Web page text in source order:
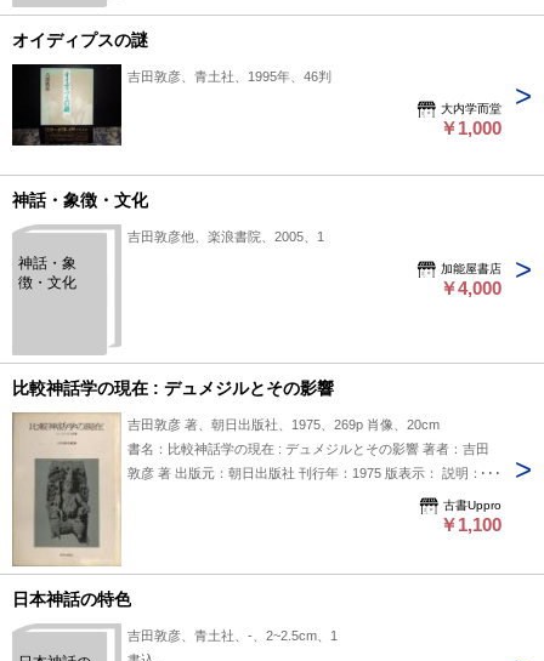
オイディプスの謎
吉田敦彦、青土社、1995年、46判
大内学而堂
￥1,000
神話・象徴・文化
神話・象
徴・文化
吉田敦彦他、楽浪書院、2005、1
加能屋書店
￥4,000
比較神話学の現在 : デュメジルとその影響
吉田敦彦 著、朝日出版社、1975、269p 肖像、20cm
書名：比較神話学の現在 : デュメジルとその影響 著者：吉田
敦彦 著 出版元：朝日出版社 刊行年：1975 版表示： 説明：吉
田敦彦による『比較神話学の現在 : デュメジルとその影響』
は、1975年に朝日出版社から刊行された一冊で、比較神話学
ているとされるため、神話学や宗教学に関心のある読者に参考
話学の現在の状況を知る手がかりとして評価されています。
古書Uppro
￥1,100
日本神話の特色
吉田敦彦、青土社、-、2~2.5cm、1